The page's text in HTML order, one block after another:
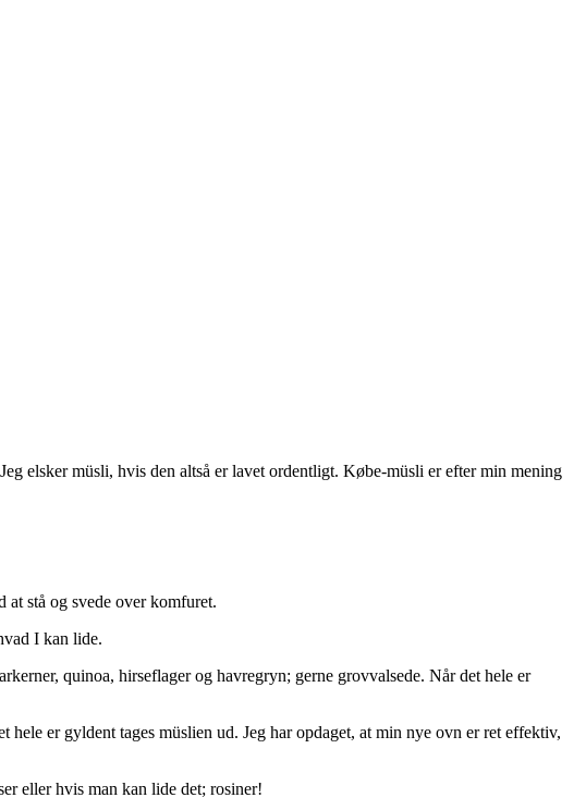
elsker müsli, hvis den altså er lavet ordentligt. Købe-müsli er efter min mening
at stå og svede over komfuret.
I kan lide.
quinoa, hirseflager og havregryn; gerne grovvalsede. Når det hele er
er gyldent tages müslien ud. Jeg har opdaget, at min nye ovn er ret effektiv,
eller hvis man kan lide det; rosiner!